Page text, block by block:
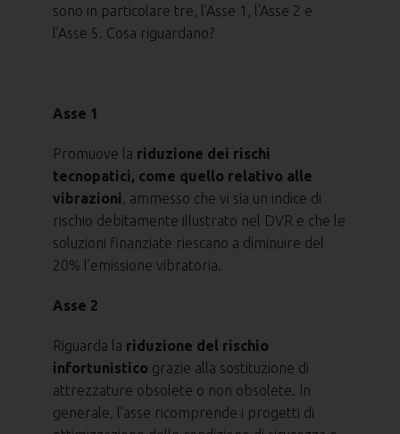
sono in particolare tre, l’Asse 1, l’Asse 2 e
l’Asse 5. Cosa riguardano?
Asse 1
Promuove la riduzione dei rischi
tecnopatici, come quello relativo alle
vibrazioni , ammesso che vi sia un indice di
rischio debitamente illustrato nel DVR e che le
soluzioni finanziate riescano a diminuire del
20% l’emissione vibratoria.
Asse 2
Riguarda la riduzione del rischio
infortunistico grazie alla sostituzione di
attrezzature obsolete o non obsolete. In
generale, l’asse ricomprende i progetti di